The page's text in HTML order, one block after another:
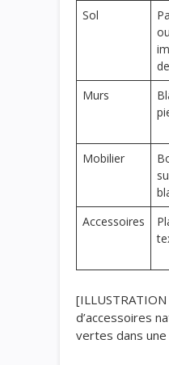
Sol
Murs
Mobilier
Accessoires
d’accessoires
vertes dans une